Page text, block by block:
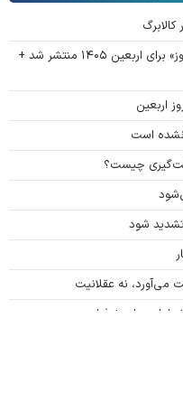
تازه‌ترین اثر محسن چاوشی با نام «چهل روز» برای اربعین ۱۴۰۵ منتشر شد +
نشده است
چیست؟
شود
می‌آورد، نه عقلانیت
دارد + فیلم